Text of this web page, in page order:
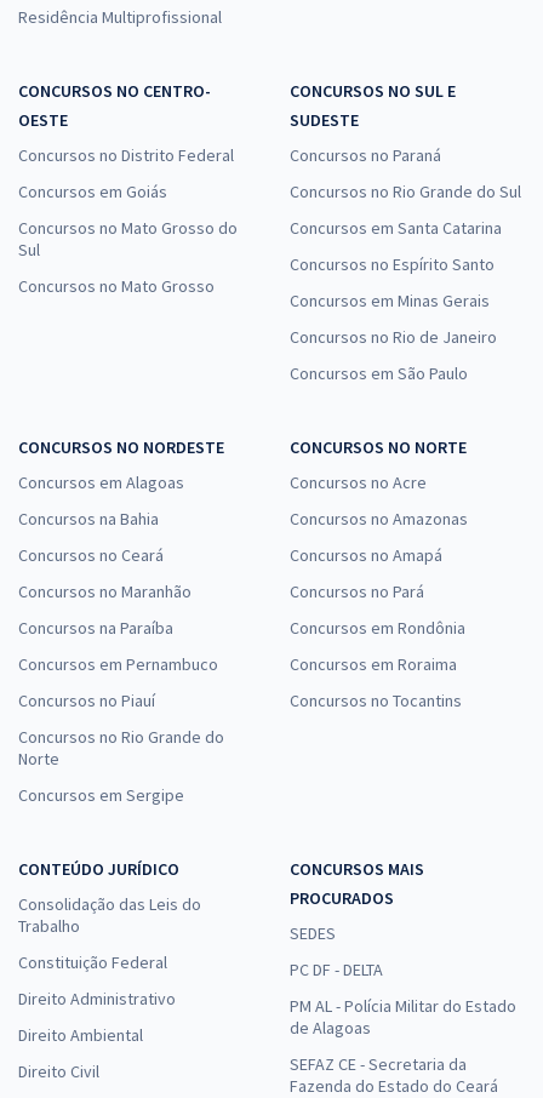
Residência Multiprofissional
CONCURSOS NO CENTRO-
OESTE
Concursos no Distrito Federal
Concursos em Goiás
Concursos no Mato Grosso do
Sul
Concursos no Mato Grosso
CONCURSOS NO SUL E
SUDESTE
Concursos no Paraná
Concursos no Rio Grande do Sul
Concursos em Santa Catarina
Concursos no Espírito Santo
Concursos em Minas Gerais
Concursos no Rio de Janeiro
Concursos em São Paulo
CONCURSOS NO NORDESTE
Concursos em Alagoas
Concursos na Bahia
Concursos no Ceará
Concursos no Maranhão
Concursos na Paraíba
Concursos em Pernambuco
Concursos no Piauí
Concursos no Rio Grande do
Norte
Concursos em Sergipe
CONCURSOS NO NORTE
Concursos no Acre
Concursos no Amazonas
Concursos no Amapá
Concursos no Pará
Concursos em Rondônia
Concursos em Roraima
Concursos no Tocantins
CONTEÚDO JURÍDICO
Consolidação das Leis do
Trabalho
Constituição Federal
Direito Administrativo
Direito Ambiental
Direito Civil
CONCURSOS MAIS
PROCURADOS
SEDES
PC DF - DELTA
PM AL - Polícia Militar do Estado
de Alagoas
SEFAZ CE - Secretaria da
Fazenda do Estado do Ceará